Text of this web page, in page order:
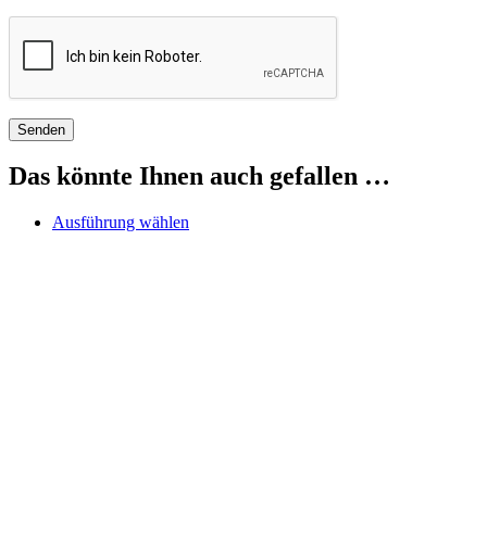
Das könnte Ihnen auch gefallen …
Ausführung wählen